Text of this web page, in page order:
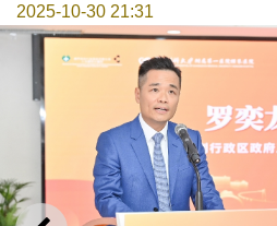
2025-10-30 21:31